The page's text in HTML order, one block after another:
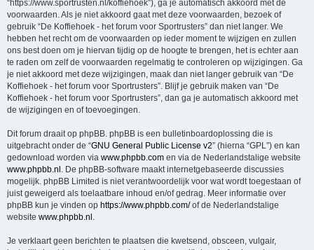
“https://www.sportrusten.nl/koffiehoek”), ga je automatisch akkoord met de
voorwaarden. Als je niet akkoord gaat met deze voorwaarden, bezoek of
gebruik “De Koffiehoek - het forum voor Sportrusters” dan niet langer. We
hebben het recht om de voorwaarden op ieder moment te wijzigen en zullen
ons best doen om je hiervan tijdig op de hoogte te brengen, het is echter aan
te raden om zelf de voorwaarden regelmatig te controleren op wijzigingen. Ga
je niet akkoord met deze wijzigingen, maak dan niet langer gebruik van “De
Koffiehoek - het forum voor Sportrusters”. Blijf je gebruik maken van “De
Koffiehoek - het forum voor Sportrusters”, dan ga je automatisch akkoord met
de wijzigingen en of toevoegingen.
Dit forum draait op phpBB. phpBB is een bulletinboardoplossing die is
uitgebracht onder de “GNU General Public License v2” (hierna “GPL”) en kan
gedownload worden via www.phpbb.com en via de Nederlandstalige website
www.phpbb.nl . De phpBB-software maakt internetgebaseerde discussies
mogelijk. phpBB Limited is niet verantwoordelijk voor wat wordt toegestaan of
juist geweigerd als toelaatbare inhoud en/of gedrag. Meer informatie over
phpBB kun je vinden op https://www.phpbb.com/of de Nederlandstalige
website www.phpbb.nl .
Je verklaart geen berichten te plaatsen die kwetsend, obsceen, vulgair,